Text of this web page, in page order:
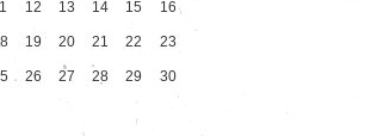
12 13 14 15 16
19 20 21 22 23
26 27 28 29 30